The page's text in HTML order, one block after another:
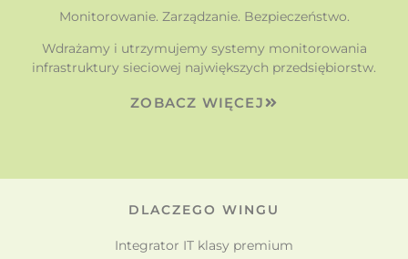
Monitorowanie. Zarządzanie. Bezpieczeństwo.
Wdrażamy i utrzymujemy systemy monitorowania
infrastruktury sieciowej największych przedsiębiorstw.
ZOBACZ WIĘCEJ
DLACZEGO WINGU
Integrator IT klasy premium